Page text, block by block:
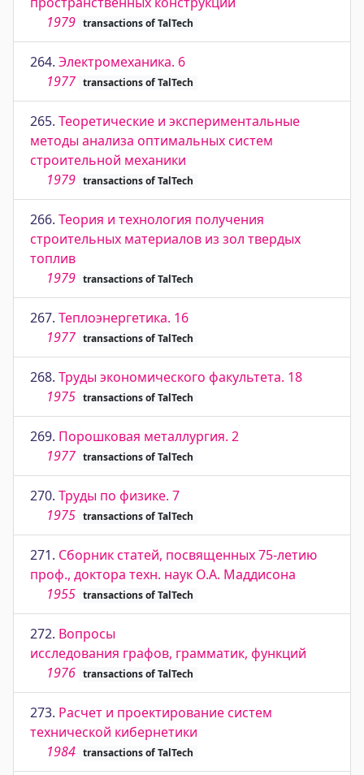
1979 transactions of TalTech
264. Электромеханика. 6
1977 transactions of TalTech
265. Теоретические и экспериментальные
методы анализа оптимальных систем
строительной механики
1979 transactions of TalTech
266. Теория и технология получения
строительных материалов из зол твердых
топлив
1979 transactions of TalTech
267. Теплоэнергетика. 16
1977 transactions of TalTech
268. Труды экономического факультета. 18
1975 transactions of TalTech
269. Порошковая металлургия. 2
1977 transactions of TalTech
270. Труды по физике. 7
1975 transactions of TalTech
271. Сборник статей, посвященных 75-летию
проф., доктора техн. наук О.А. Маддисона
1955 transactions of TalTech
272. Вопросы
исследования графов, грамматик, функций
1976 transactions of TalTech
273. Расчет и проектирование систем
технической кибернетики
1984 transactions of TalTech